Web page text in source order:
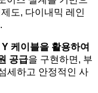
도, 다이내믹 레인
케이블을 활용하여
공급을 구현하면, 부
세하고 안정적인 사